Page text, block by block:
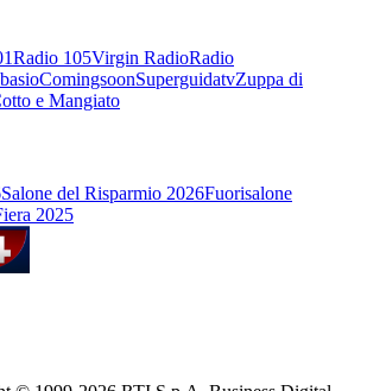
Radio 105Virgin RadioRadio
ComingsoonSuperguidatvZuppa di
e Mangiato
Salone del Risparmio 2026Fuorisalone
2025